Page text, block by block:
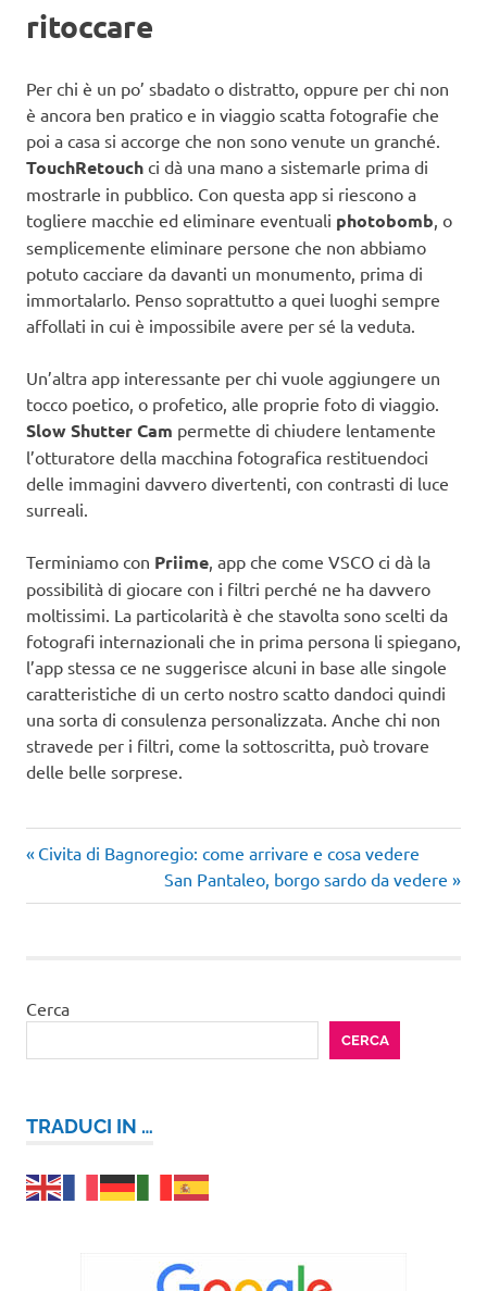
ritoccare
Per chi è un po’ sbadato o distratto, oppure per chi non
è ancora ben pratico e in viaggio scatta fotografie che
poi a casa si accorge che non sono venute un granché.
TouchRetouch ci dà una mano a sistemarle prima di
mostrarle in pubblico. Con questa app si riescono a
togliere macchie ed eliminare eventuali photobomb, o
semplicemente eliminare persone che non abbiamo
potuto cacciare da davanti un monumento, prima di
immortalarlo. Penso soprattutto a quei luoghi sempre
affollati in cui è impossibile avere per sé la veduta.
Un’altra app interessante per chi vuole aggiungere un
tocco poetico, o profetico, alle proprie foto di viaggio.
Slow Shutter Cam permette di chiudere lentamente
l’otturatore della macchina fotografica restituendoci
delle immagini davvero divertenti, con contrasti di luce
surreali.
Terminiamo con Priime, app che come VSCO ci dà la
possibilità di giocare con i filtri perché ne ha davvero
moltissimi. La particolarità è che stavolta sono scelti da
fotografi internazionali che in prima persona li spiegano,
l’app stessa ce ne suggerisce alcuni in base alle singole
caratteristiche di un certo nostro scatto dandoci quindi
una sorta di consulenza personalizzata. Anche chi non
stravede per i filtri, come la sottoscritta, può trovare
delle belle sorprese.
Navigazione
articoli
Articolo
Civita di Bagnoregio: come arrivare e cosa vedere
Articolo
successivo:
San Pantaleo, borgo sardo da vedere
Cerca
CERCA
TRADUCI IN …